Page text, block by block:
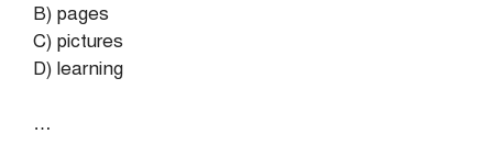
B) pages
C) pictures
D) learning
…